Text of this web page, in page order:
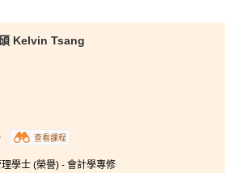
療及保健產品管理高級文憑課程的兩
學及化學的知識，亦學習到藥理學
，這兩年間令我獲益良多，令我成
Kelvin Tsang
查看課程
學士 (榮譽) - 會計學專修